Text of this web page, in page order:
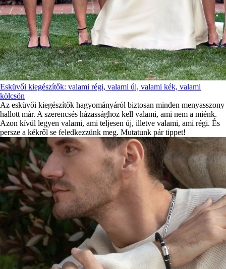
Esküvői kiegészítők: valami régi, valami új, valami kék, valami
kölcsön
Az esküvői kiegészítők hagyományáról biztosan minden menyasszony
hallott már. A szerencsés házassághoz kell valami, ami nem a miénk.
Azon kívül legyen valami, ami teljesen új, illetve valami, ami régi. És
persze a kékről se feledkezzünk meg. Mutatunk pár tippet!